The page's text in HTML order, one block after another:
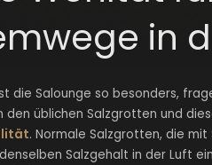
in
die Salounge so besonders,
den üblichen Salzgrotten und
. Normale Salzgrotten, die
Salzgehalt in der Luft